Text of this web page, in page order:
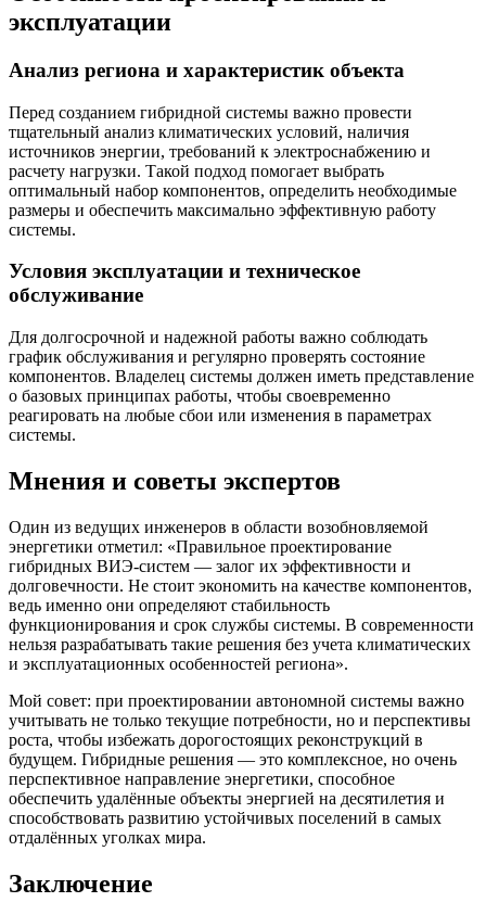
эксплуатации
Анализ региона и характеристик объекта
Перед созданием гибридной системы важно провести
тщательный анализ климатических условий, наличия
источников энергии, требований к электроснабжению и
расчету нагрузки. Такой подход помогает выбрать
оптимальный набор компонентов, определить необходимые
размеры и обеспечить максимально эффективную работу
системы.
Условия эксплуатации и техническое
обслуживание
Для долгосрочной и надежной работы важно соблюдать
график обслуживания и регулярно проверять состояние
компонентов. Владелец системы должен иметь представление
о базовых принципах работы, чтобы своевременно
реагировать на любые сбои или изменения в параметрах
системы.
Мнения и советы экспертов
Один из ведущих инженеров в области возобновляемой
энергетики отметил: «Правильное проектирование
гибридных ВИЭ-систем — залог их эффективности и
долговечности. Не стоит экономить на качестве компонентов,
ведь именно они определяют стабильность
функционирования и срок службы системы. В современности
нельзя разрабатывать такие решения без учета климатических
и эксплуатационных особенностей региона».
Мой совет: при проектировании автономной системы важно
учитывать не только текущие потребности, но и перспективы
роста, чтобы избежать дорогостоящих реконструкций в
будущем. Гибридные решения — это комплексное, но очень
перспективное направление энергетики, способное
обеспечить удалённые объекты энергией на десятилетия и
способствовать развитию устойчивых поселений в самых
отдалённых уголках мира.
Заключение